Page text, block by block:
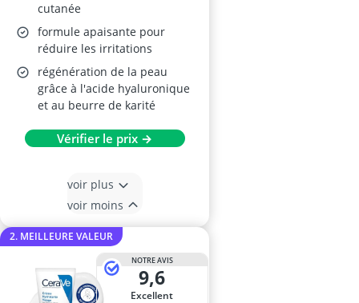
cutanée
formule apaisante pour
réduire les irritations
régénération de la peau
grâce à l'acide hyaluronique
et au beurre de karité
Vérifier le prix →
voir plus
voir moins
2. MEILLEURE VALEUR
NOTRE AVIS
9,6
Excellent